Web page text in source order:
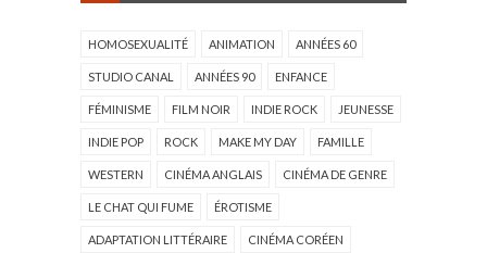
HOMOSEXUALITÉ ANIMATION ANNÉES 60
STUDIO CANAL ANNÉES 90 ENFANCE
FÉMINISME FILM NOIR INDIE ROCK JEUNESSE
INDIE POP ROCK MAKE MY DAY FAMILLE
WESTERN CINÉMA ANGLAIS CINÉMA DE GENRE
LE CHAT QUI FUME ÉROTISME
ADAPTATION LITTÉRAIRE CINÉMA CORÉEN